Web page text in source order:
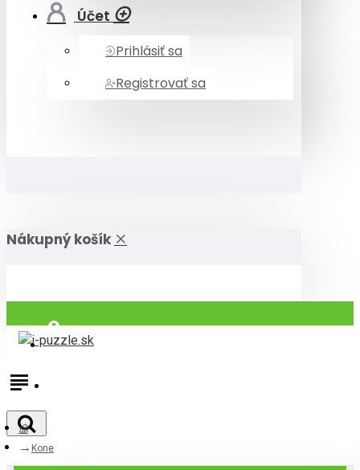
Účet
Prihlásiť sa
Registrovať sa
Nákupný košík
Prihlásiť
Všetky
Kone